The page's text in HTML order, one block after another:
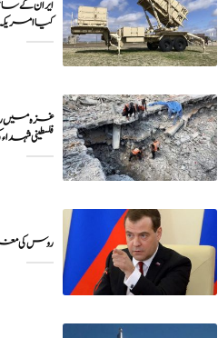
ایران کے
کیا امریکہ
فلسطینی
روس کی